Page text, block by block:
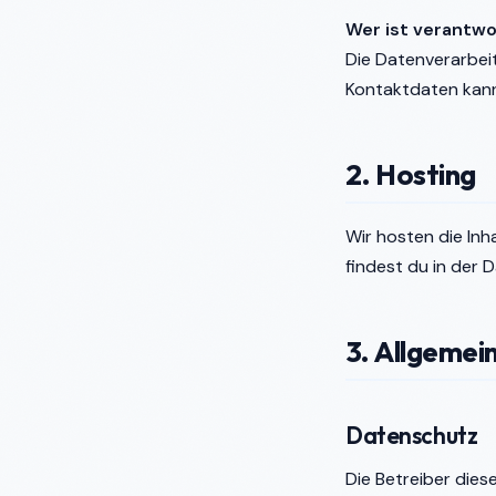
Wer ist
Die
Kontaktdaten
2. Hosting
Wir hosten die
findest du in der
3.
Datenschutz
Die Betreiber